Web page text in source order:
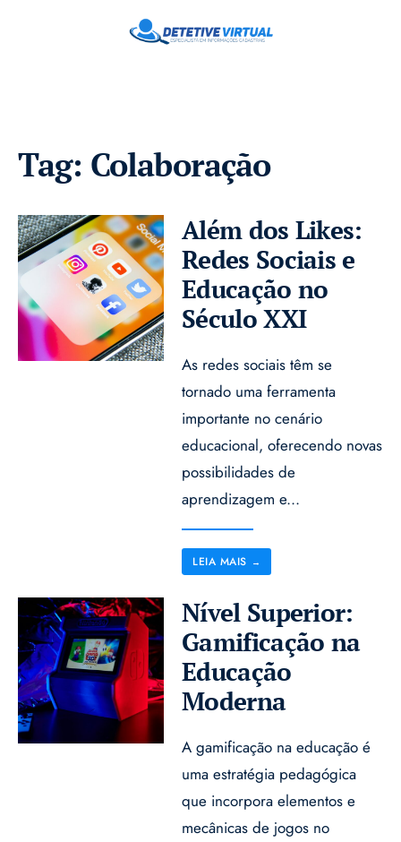
Tag: Colaboração
Além dos Likes:
Redes Sociais e
Educação no
Século XXI
As redes sociais têm se
tornado uma ferramenta
importante no cenário
educacional, oferecendo novas
possibilidades de
aprendizagem e...
LEIA MAIS →
Nível Superior:
Gamificação na
Educação
Moderna
A gamificação na educação é
uma estratégia pedagógica
que incorpora elementos e
mecânicas de jogos no